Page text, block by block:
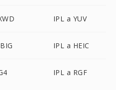
IPL a YUV
IPL a HEIC
IPL a RGF